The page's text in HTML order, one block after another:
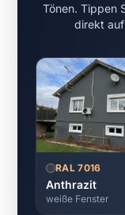
Tönen. Tippen
direkt
RAL 7016
Anthrazit
weiße Fenster